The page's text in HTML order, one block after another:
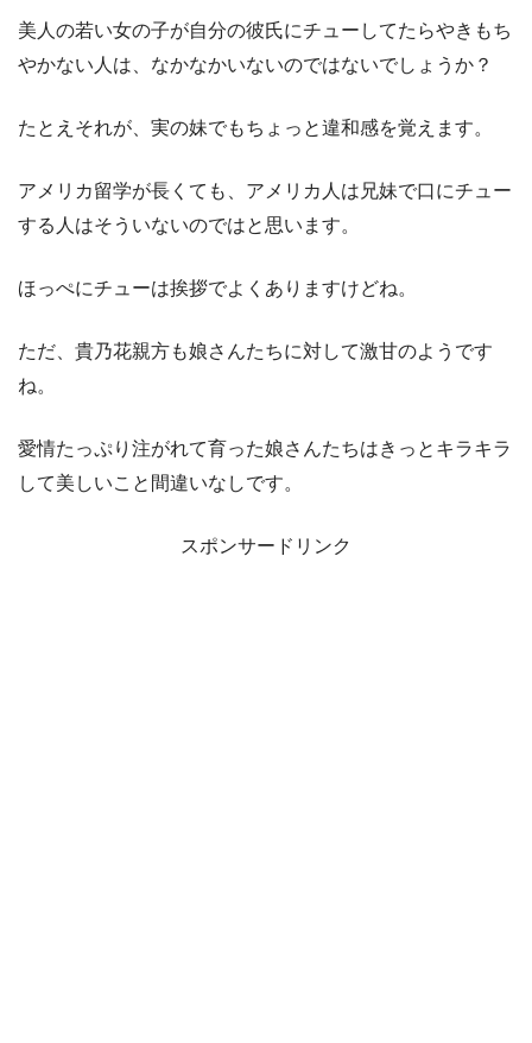
美人の若い女の子が自分の彼氏にチューしてたらやきもち
やかない人は、なかなかいないのではないでしょうか？
たとえそれが、実の妹でもちょっと違和感を覚えます。
アメリカ留学が長くても、アメリカ人は兄妹で口にチュー
する人はそういないのではと思います。
ほっぺにチューは挨拶でよくありますけどね。
ただ、貴乃花親方も娘さんたちに対して激甘のようです
ね。
愛情たっぷり注がれて育った娘さんたちはきっとキラキラ
して美しいこと間違いなしです。
スポンサードリンク